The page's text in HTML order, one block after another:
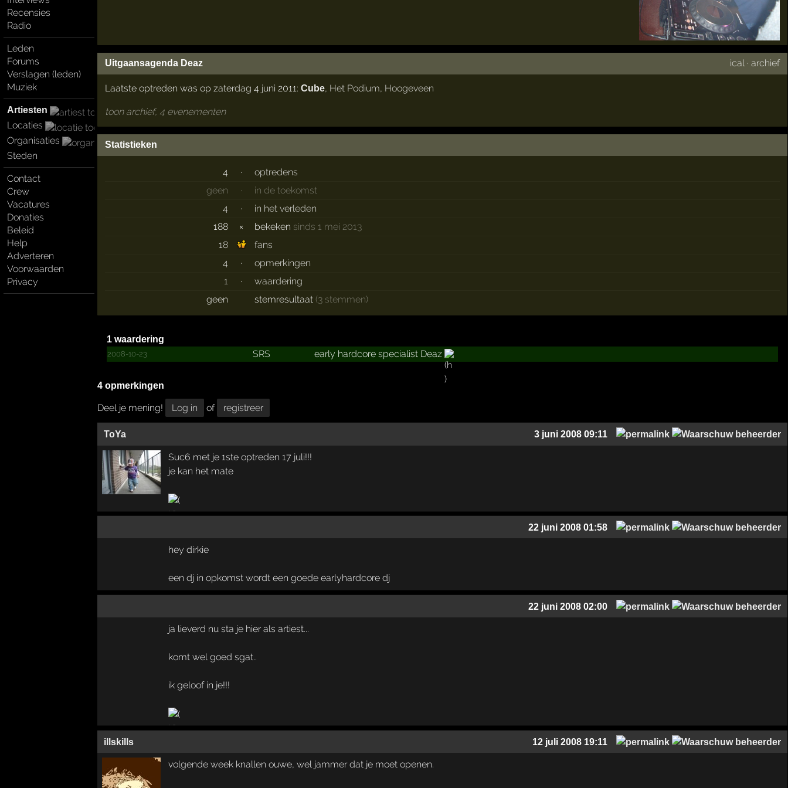
Recensies
Radio
Leden
Forums
Verslagen (leden)
Muziek
Artiesten
Locaties
Organisaties
Steden
Contact
Crew
Vacatures
Donaties
Beleid
Help
Adverteren
Voorwaarden
Privacy
Uitgaansagenda Deaz ical ·archief
Laatste optreden was op zaterdag 4 juni 2011: Cube, Het Podium, Hoogeveen
toon archief, 4 evenementen
Statistieken
4 ·
optredens
geen
·
in de toekomst
4
·
in het verleden
188
× bekeken sinds 1 mei 2013
18
fans
4
·
opmerkingen
1
·
waardering
geen
stemresultaat (3 stemmen)
1 waardering
2008-10-23 SRS early hardcore specialist Deaz
4 opmerkingen
Deel je mening! Log in of registreer
ToYa 3 juni 2008 09:11
Suc6 met je 1ste optreden 17 juli!!!
je kan het mate
22 juni 2008 01:58
hey dirkie
een dj in opkomst wordt een goede earlyhardcore dj
22 juni 2008 02:00
ja lieverd nu sta je hier als artiest...
komt wel goed sgat..
ik geloof in je!!!
illskills 12 juli 2008 19:11
volgende week knallen ouwe, wel jammer dat je moet openen.